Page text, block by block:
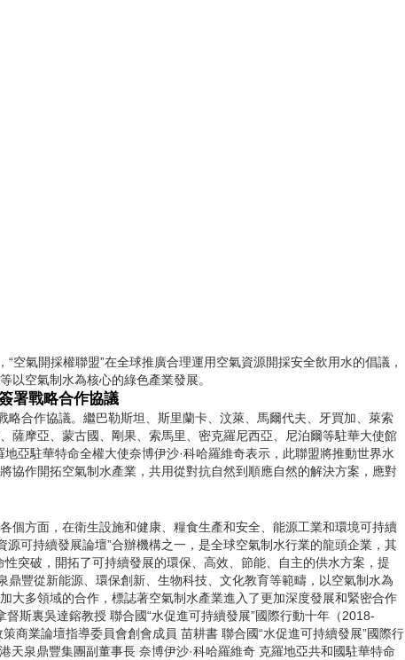
空氣開採權聯盟”在全球推廣合理運用空氣資源開採安全飲用水的倡議，
以空氣制水為核心的綠色產業發展。
署戰略合作協議
略合作協議。繼巴勒斯坦、斯里蘭卡、汶萊、馬爾代夫、牙買加、萊索
薩摩亞、蒙古國、剛果、索馬里、密克羅尼西亞、尼泊爾等駐華大使館
亞駐華特命全權大使奈博伊沙·科哈羅維奇表示，此聯盟將推動世界水
協作開拓空氣制水產業，共用從對抗自然到順應自然的解決方案，應對
個方面，在衛生設施和健康、糧食生產和安全、能源工業和環境可持續
可持續發展論壇”合辦機構之一，是全球空氣制水行業的龍頭企業，其
突破，開拓了可持續發展的環保、高效、節能、自主的供水方案，提
鼎豐從新能源、環保創新、生物科技、文化教育等範疇，以空氣制水為
大多領域的合作，標誌著空氣制水產業進入了更加深度發展和緊密合作
斯裏吳達鎔教授 聯合國“水促進可持續發展”國際行動十年（2018-
商業論壇指導委員會創會成員 苗耕書 聯合國“水促進可持續發展”國際行
泉鼎豐集團副董事長 奈博伊沙·科哈羅維奇 克羅地亞共和國駐華特命